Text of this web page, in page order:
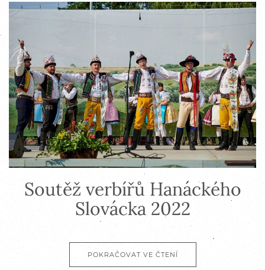
Soutěž verbířů Hanáckého
Slovácka 2022
POKRAČOVAT VE ČTENÍ